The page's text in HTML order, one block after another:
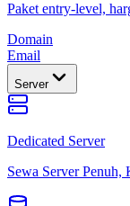
Paket entry-level,
Domain
Email
Server
Dedicated Server
Sewa Server Penuh,